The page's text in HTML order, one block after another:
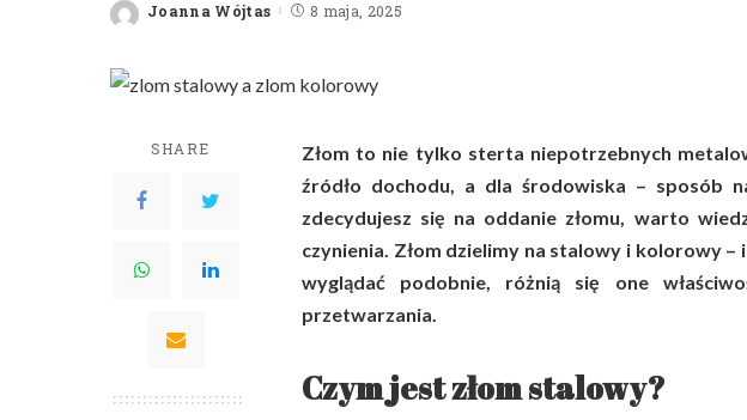
Posted
Joanna Wójtas 8 maja, 2025
SHARE
Złom to nie tylko sterta niepotrzebnych
źródło dochodu, a dla środowiska – sposób
zdecydujesz się na oddanie złomu, warto
czynienia. Złom dzielimy na stalowy i kolorowy –
wyglądać podobnie, różnią się one
przetwarzania.
Czym jest złom stalowy?